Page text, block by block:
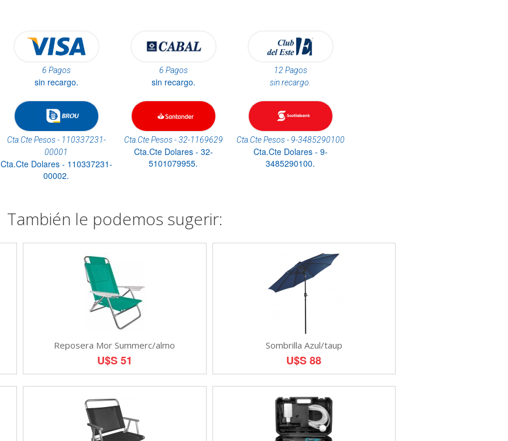
6 Pagos
sin recargo.
6 Pagos
sin recargo.
12 Pagos
sin recargo.
Cta.Cte Pesos - 110337231-
00001
Cta.Cte Dolares - 110337231-
00002.
Cta.Cte Pesos - 32-1169629
Cta.Cte Dolares - 32-
5101079955.
Cta.Cte Pesos - 9-3485290100
Cta.Cte Dolares - 9-
3485290100.
También le podemos sugerir:
Reposera Mor Summerc/almo
U$S 51
Sombrilla Azul/taup
U$S 88